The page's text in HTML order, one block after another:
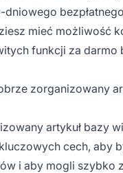
mieć możliwość
funkcji za darmo
zorganizowany
artykuł bazy
cech, aby
i aby mogli szybko